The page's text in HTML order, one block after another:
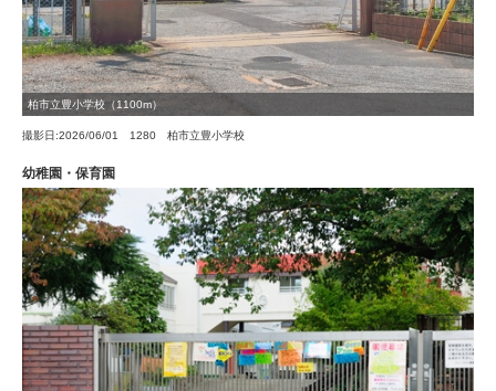
柏市立豊小学校（1100m）
撮影日:2026/06/01 1280 柏市立豊小学校
幼稚園・保育園